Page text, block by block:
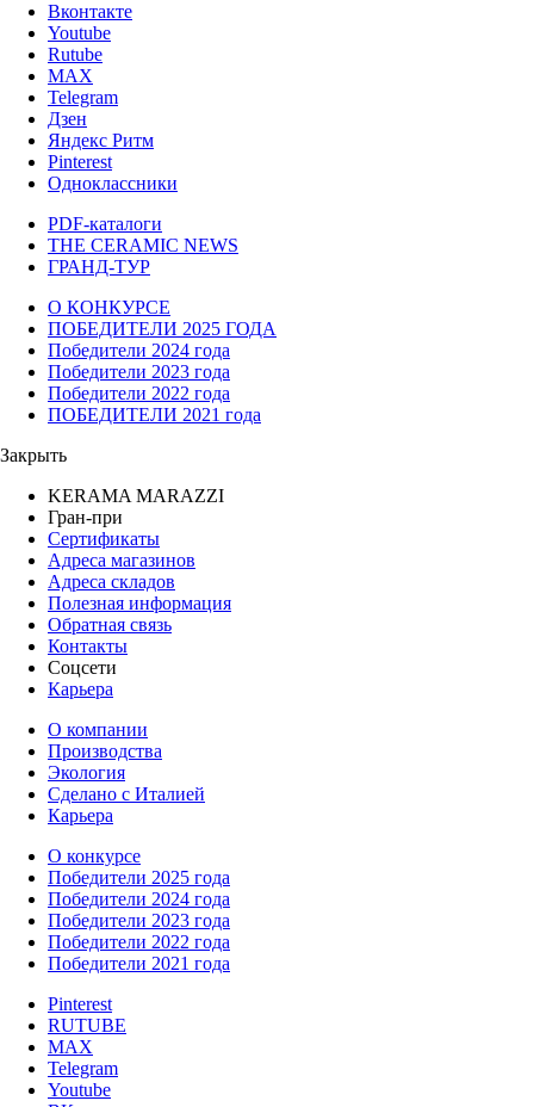
Вконтакте
Youtube
Rutube
MAX
Telegram
Дзен
Яндекс Ритм
Pinterest
Одноклассники
PDF-каталоги
THE CERAMIC NEWS
ГРАНД-ТУР
О КОНКУРСЕ
ПОБЕДИТЕЛИ 2025 ГОДА
Победители 2024 года
Победители 2023 года
Победители 2022 года
ПОБЕДИТЕЛИ 2021 года
Закрыть
KERAMA MARAZZI
Гран-при
Сертификаты
Адреса магазинов
Адреса складов
Полезная информация
Обратная связь
Контакты
Соцсети
Карьера
О компании
Производства
Экология
Сделано с Италией
Карьера
О конкурсе
Победители 2025 года
Победители 2024 года
Победители 2023 года
Победители 2022 года
Победители 2021 года
Pinterest
RUTUBE
MAX
Telegram
Youtube